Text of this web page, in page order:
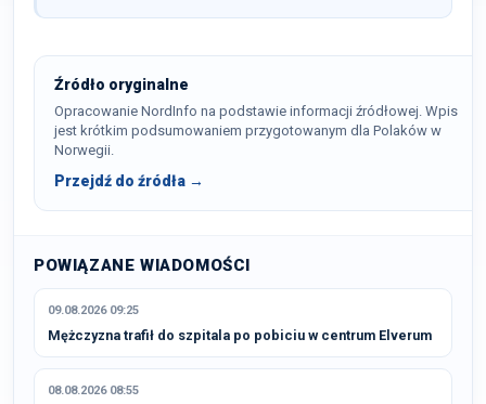
Źródło oryginalne
Opracowanie NordInfo na podstawie informacji źródłowej. Wpis
jest krótkim podsumowaniem przygotowanym dla Polaków w
Norwegii.
Przejdź do źródła →
POWIĄZANE WIADOMOŚCI
09.08.2026 09:25
Mężczyzna trafił do szpitala po pobiciu w centrum Elverum
08.08.2026 08:55